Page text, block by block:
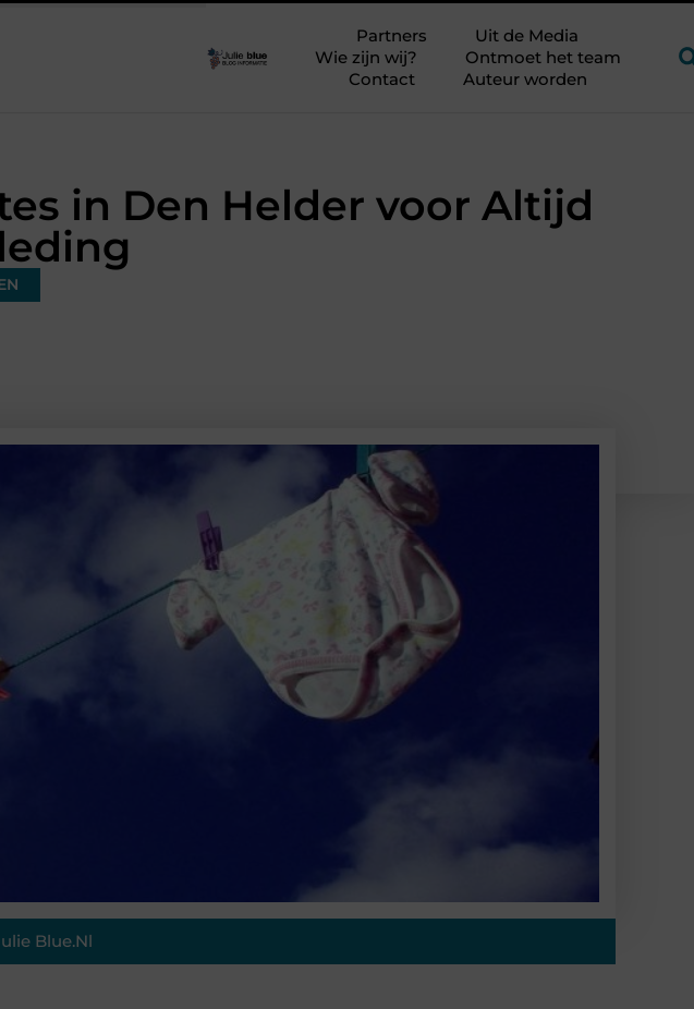
wordt het steeds belangrijker?
Partners
Uit de Media
Wie zijn wij?
Ontmoet het team
Contact
Auteur worden
in Den Helder voor Altijd
Blue.nl